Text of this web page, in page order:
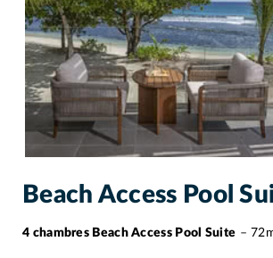
Beach Access Pool
4 chambres Beach Access Pool Suite –